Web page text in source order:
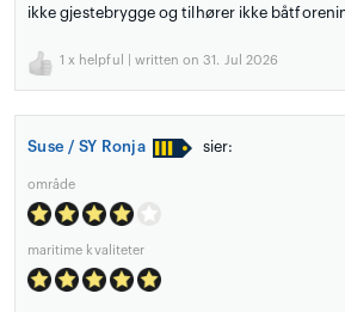
ikke gjestebrygge og tilhører ikke
1 x helpful | written on 31. Jul 2026
Suse / SY Ronja sier:
område
maritime kvaliteter